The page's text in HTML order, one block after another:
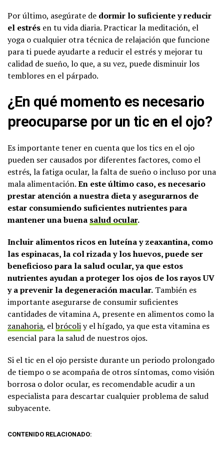
Por último, asegúrate de dormir lo suficiente y reducir
el estrés en tu vida diaria. Practicar la meditación, el
yoga o cualquier otra técnica de relajación que funcione
para ti puede ayudarte a reducir el estrés y mejorar tu
calidad de sueño, lo que, a su vez, puede disminuir los
temblores en el párpado.
¿En qué momento es necesario
preocuparse por un tic en el ojo?
Es importante tener en cuenta que los tics en el ojo
pueden ser causados por diferentes factores, como el
estrés, la fatiga ocular, la falta de sueño o incluso por una
mala alimentación.En este último caso, es necesario
prestar atención a nuestra dieta y asegurarnos de
estar consumiendo suficientes nutrientes para
mantener una buena salud ocular.
Incluir alimentos ricos en luteína y zeaxantina, como
las espinacas, la col rizada y los huevos, puede ser
beneficioso para la salud ocular, ya que estos
nutrientes ayudan a proteger los ojos de los rayos UV
y a prevenir la degeneración macular. También es
importante asegurarse de consumir suficientes
cantidades de vitamina A, presente en alimentos como la
zanahoria, elbrócoliy el hígado, ya que esta vitamina es
esencial para la salud de nuestros ojos.
Si el tic en el ojo persiste durante un periodo prolongado
de tiempo o se acompaña de otros síntomas, como visión
borrosa o dolor ocular, es recomendable acudir a un
especialista para descartar cualquier problema de salud
subyacente.
CONTENIDO RELACIONADO: